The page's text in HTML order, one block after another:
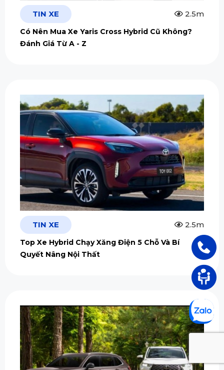
TIN XE 2.5m
Có Nên Mua Xe Yaris Cross Hybrid Cũ Không?
Đánh Giá Từ A - Z
TIN XE 2.5m
Top Xe Hybrid Chạy Xăng Điện 5 Chỗ Và Bí
Quyết Nâng Nội Thất